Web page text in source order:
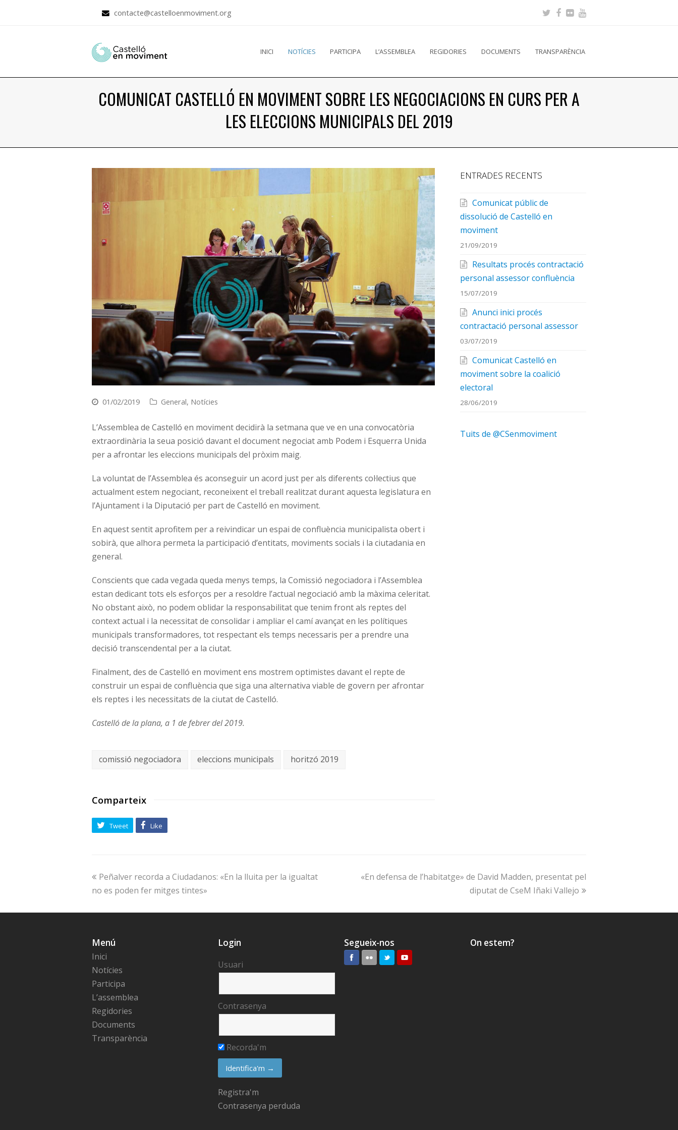
contacte@castelloenmoviment.org
INICI NOTÍCIES PARTICIPA L’ASSEMBLEA REGIDORIES DOCUMENTS TRANSPARÈNCIA
COMUNICAT CASTELLÓ EN MOVIMENT SOBRE LES NEGOCIACIONS EN CURS PER A
LES ELECCIONS MUNICIPALS DEL 2019
01/02/2019 General, Notícies
L’Assemblea de Castelló en moviment decidirà la setmana que ve en una convocatòria
extraordinària la seua posició davant el document negociat amb Podem i Esquerra Unida
per a afrontar les eleccions municipals del pròxim maig.
La voluntat de l’Assemblea és aconseguir un acord just per als diferents col·lectius que
actualment estem negociant, reconeixent el treball realitzat durant aquesta legislatura en
l’Ajuntament i la Diputació per part de Castelló en moviment.
En aquest sentit aprofitem per a reivindicar un espai de confluència municipalista obert i
sobirà, que alhora permeta la participació d’entitats, moviments socials i la ciutadania en
general.
Conscients que cada vegada queda menys temps, la Comissió negociadora i l’Assemblea
estan dedicant tots els esforços per a resoldre l’actual negociació amb la màxima celeritat.
No obstant això, no podem oblidar la responsabilitat que tenim front als reptes del
context actual i la necessitat de consolidar i ampliar el camí avançat en les polítiques
municipals transformadores, tot respectant els temps necessaris per a prendre una
decisió transcendental per a la ciutat.
Finalment, des de Castelló en moviment ens mostrem optimistes davant el repte de
construir un espai de confluència que siga una alternativa viable de govern per afrontar
els reptes i les necessitats de la ciutat de Castelló.
Castelló de la plana, a 1 de febrer del 2019.
comissió negociadora eleccions municipals horitzó 2019
Comparteix
Tweet Like
ENTRADES RECENTS
Comunicat públic de
dissolució de Castelló en
moviment
21/09/2019
Resultats procés contractació
personal assessor confluència
15/07/2019
Anunci inici procés
contractació personal assessor
03/07/2019
Comunicat Castelló en
moviment sobre la coalició
electoral
28/06/2019
Tuits de @CSenmoviment
Peñalver recorda a Ciudadanos: «En la lluita per la igualtat
no es poden fer mitges tintes»
«En defensa de l’habitatge» de David Madden, presentat pel
diputat de CseM Iñaki Vallejo
Menú
Inici
Notícies
Participa
L’assemblea
Regidories
Documents
Transparència
Login
Usuari
Contrasenya
Recorda'm
Registra'm
Contrasenya perduda
Segueix-nos On estem?